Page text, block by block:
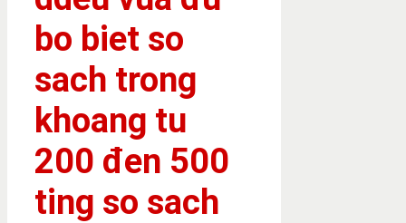
bo biet so
sach trong
khoang tu
200 đen 500
ting so sach